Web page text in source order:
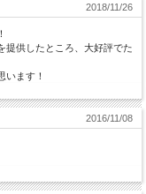
2018/11/26
提供したところ、大好評でた
います！
2016/11/08